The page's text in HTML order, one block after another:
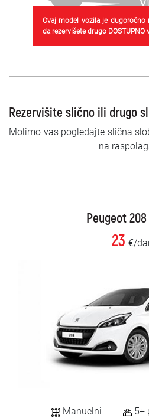
Ovaj model vozila je dugoročno
da rezervišete drugo DOSTUPNO
Rezervišite slično ili drugo
Molimo vas pogledajte slična
na
Peugeot
23 €/
Manuelni 5+